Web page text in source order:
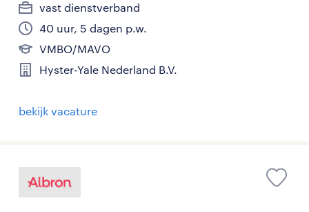
vast dienstverband
40 uur, 5 dagen p.w.
VMBO/MAVO
Hyster-Yale Nederland B.V.
bekijk vacature